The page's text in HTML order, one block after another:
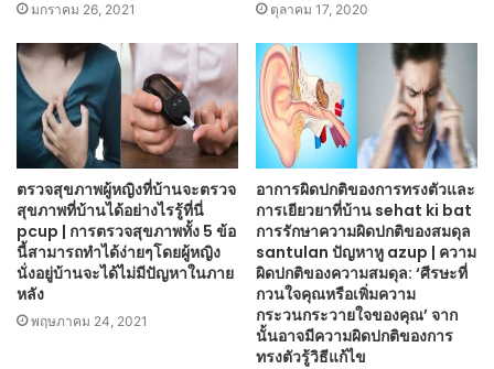
มกราคม 26, 2021 ตุลาคม 17, 2020
ตรวจสุขภาพผู้หญิงที่บ้านจะตรวจ
สุขภาพที่บ้านได้อย่างไรรู้ที่นี่
pcup | การตรวจสุขภาพทั้ง 5 ข้อ
นี้สามารถทำได้ง่ายๆโดยผู้หญิง
นั่งอยู่บ้านจะได้ไม่มีปัญหาในภาย
หลัง
พฤษภาคม 24, 2021
อาการผิดปกติของการทรงตัวและ
การเยียวยาที่บ้าน sehat ki bat
การรักษาความผิดปกติของสมดุล
santulan ปัญหาหู azup | ความ
ผิดปกติของความสมดุล: ‘ศีรษะที่
กวนใจคุณหรือเพิ่มความ
กระวนกระวายใจของคุณ’ จาก
นั้นอาจมีความผิดปกติของการ
ทรงตัวรู้วิธีแก้ไข